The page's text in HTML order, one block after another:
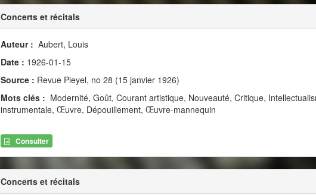
Concerts et récitals
Auteur : Aubert, Louis
Date : 1926-01-15
Source : Revue Pleyel, no 28 (15 janvier 1926)
Mots clés : Modernité, Goût, Courant artistique, Nouveauté, Critique,
instrumentale, Œuvre, Dépouillement, Œuvre-mannequin
Consulter
Concerts et récitals